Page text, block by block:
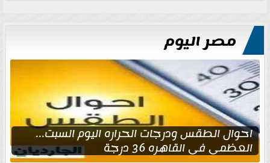
مصر اليوم
احوال الطقس ودرجات الحراره اليوم السبت...
العظمى في القاهره 36 درجة